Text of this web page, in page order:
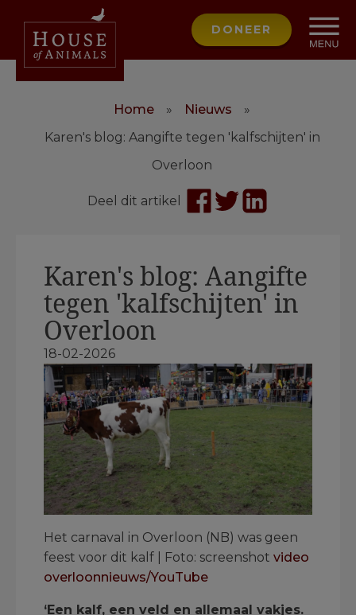
DONEER
Home » Nieuws
»
Karen's blog: Aangifte tegen 'kalfschijten' in
Overloon
Deel dit artikel
Karen's blog: Aangifte
tegen 'kalfschijten' in
Overloon
18-02-2026
Het carnaval in Overloon (NB) was geen
feest voor dit kalf | Foto: screenshot video
overloonnieuws/YouTube
‘Een kalf, een veld en allemaal vakjes.